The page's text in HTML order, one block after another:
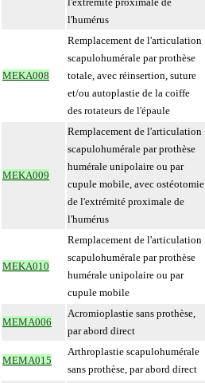
l'humérus
MEKA008
Remplacement de l'articulation
scapulohumérale par prothèse
totale, avec réinsertion, suture
et/ou autoplastie de la coiffe
des rotateurs de l'épaule
MEKA009
Remplacement de l'articulation
scapulohumérale par prothèse
humérale unipolaire ou par
cupule mobile, avec ostéotomie
de l'extrémité proximale de
l'humérus
MEKA010
Remplacement de l'articulation
scapulohumérale par prothèse
humérale unipolaire ou par
cupule mobile
MEMA006
Acromioplastie sans prothèse,
par abord direct
MEMA015
Arthroplastie scapulohumérale
sans prothèse, par abord direct